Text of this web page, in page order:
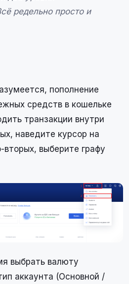
редельно просто и
пополнение
средств в кошельке
транзакции внутри
наведите курсор на
выберите графу
выбрать валюту
аккаунта (Основной /